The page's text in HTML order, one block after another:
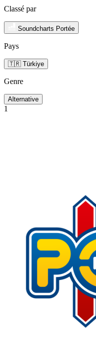
Classé par
Soundcharts Portée
Pays
🇹🇷 Türkiye
Genre
Alternative
1